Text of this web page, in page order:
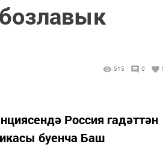
515 0
Россия гадәттән
буенча Баш